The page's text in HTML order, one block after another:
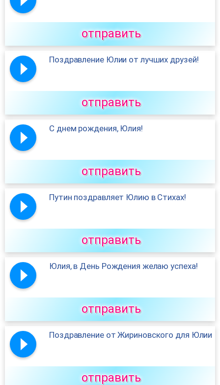
отправить
Поздравление Юлии от лучших друзей!
отправить
С днем рождения, Юлия!
отправить
Путин поздравляет Юлию в Стихах!
отправить
Юлия, в День Рождения желаю успеха!
отправить
Поздравление от Жириновского для Юлии
отправить